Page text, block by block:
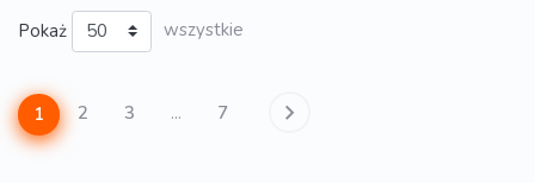
Pokaż wszystkie
1 2 3 ... 7